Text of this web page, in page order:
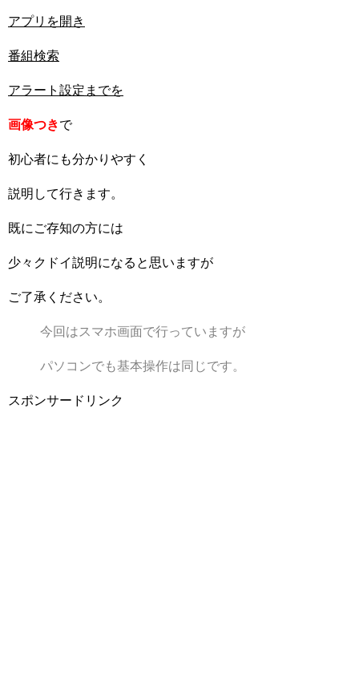
アプリを開き
番組検索
アラート設定までを
画像つきで
初心者にも分かりやすく
説明して行きます。
既にご存知の方には
少々クドイ説明になると思いますが
ご了承ください。
今回はスマホ画面で行っていますが
パソコンでも基本操作は同じです。
スポンサードリンク